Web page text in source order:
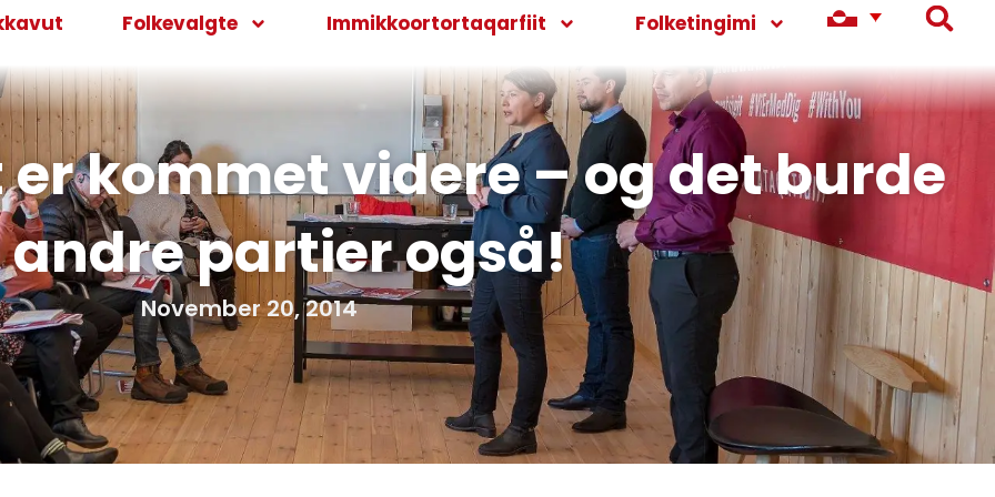
Folkevalgte Immikkoortortaqarfiit Folketingimi
kommet videre – og det burde
andre partier også!
November 20, 2014